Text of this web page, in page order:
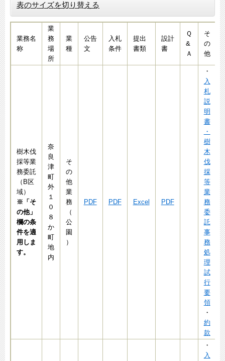
表のサイズを切り替える
業務名
称
業
務
場
所
業
種
公告
文
入札
条件
提出
書類
設計
書
Ｑ
&
Ａ
そ
の
他
樹木伐
採等業
務委託
（B区
域）
※「そ
の他」
欄の条
件を適
用しま
す。
奈
良
津
町
外
１
０
８
か
町
地
内
そ
の
他
業
務
（
公
園
）
PDF PDF Excel PDF
・
入
札
説
明
書
・
樹
木
伐
採
等
業
務
委
託
事
務
処
理
試
行
要
領
・
約
款
・
入